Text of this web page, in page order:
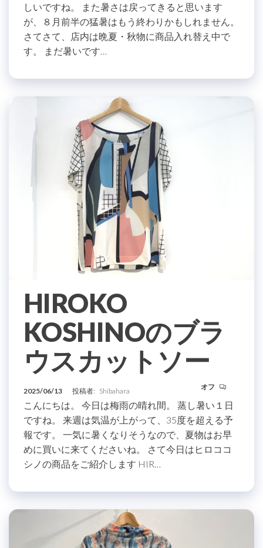
しいですね。 また暑さは戻ってきると思います
が、８月前半の猛暑はもう終わりかもしれません。
さてさて、店内は晩夏・秋物に商品入れ替え中で
す。 まだ暑いです…
HIROKO
KOSHINOのブラ
ウスカットソー
2025/06/13 投稿者: Shibahara オフ
こんにちは。 今日は梅雨の晴れ間。 蒸し暑い１日
ですね。 来週は気温が上がって、35度を超える予
報です。 一気に暑くなりそうなので、夏物はお早
めに買いに来てくださいね。 さて今日はヒロココ
シノの商品をご紹介します HIR…